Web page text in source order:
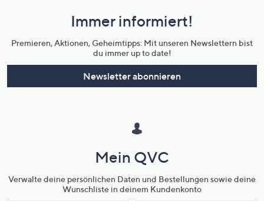
Unternehmensinformationen
Immer informiert!
Premieren, Aktionen, Geheimtipps: Mit unseren Newslettern bist
du immer up to date!
Newsletter abonnieren
Mein QVC
Verwalte deine persönlichen Daten und Bestellungen sowie deine
Wunschliste in deinem Kundenkonto